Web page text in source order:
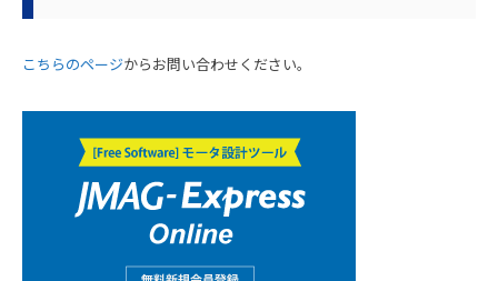
こちらのページからお問い合わせください。